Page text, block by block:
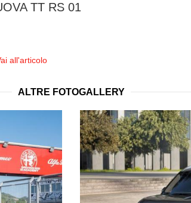
TT RS 01
all'articolo
ALTRE FOTOGALLERY